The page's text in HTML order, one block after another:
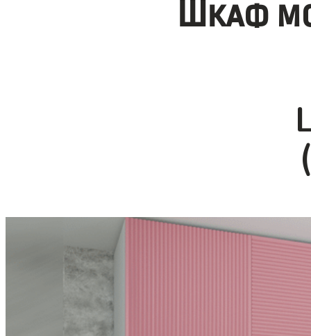
Шкаф